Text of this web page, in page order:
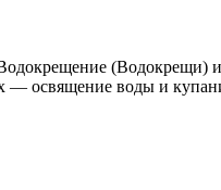
(Водокрещи)
— освящение воды и